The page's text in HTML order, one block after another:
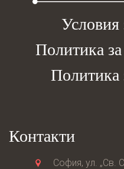
Условия
Политика
Политика
Контакти
София, ул. „Св.